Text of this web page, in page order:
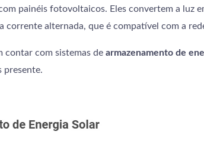
painéis fotovoltaicos. Eles convertem a luz
corrente alternada, que é compatível com a
contar com sistemas de armazenamento de
presente.